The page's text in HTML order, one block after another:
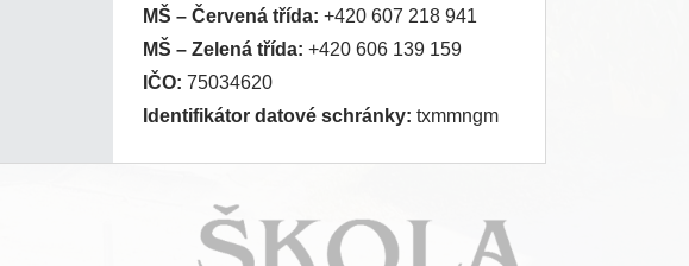
MŠ – Červená třída: +420 607 218 941
MŠ – Zelená třída: +420 606 139 159
IČO: 75034620
Identifikátor datové schránky: txmmngm